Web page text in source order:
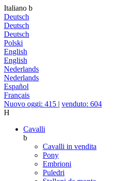
Italiano b
Deutsch
Deutsch
Deutsch
Polski
English
English
Nederlands
Nederlands
Español
Français
Nuovo oggi: 415 | venduto: 604
H
Cavalli
b
Cavalli in vendita
Pony
Embrioni
Puledri